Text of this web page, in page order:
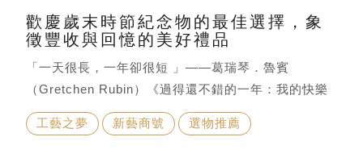
歡慶歲末時節紀念物的最佳選擇，象
徵豐收與回憶的美好禮品
「一天很長，一年卻很短 」——葛瑞琴．魯賓
（Gretchen Rubin）《過得還不錯的一年：我的快樂
生活提案》時間疾走如風，轉眼間日子又過到了年底，
今年的你過得好嗎？生活是百味，酸甜苦辣鹹鮮麻膩滋
工藝之夢 新藝商號 選物推薦